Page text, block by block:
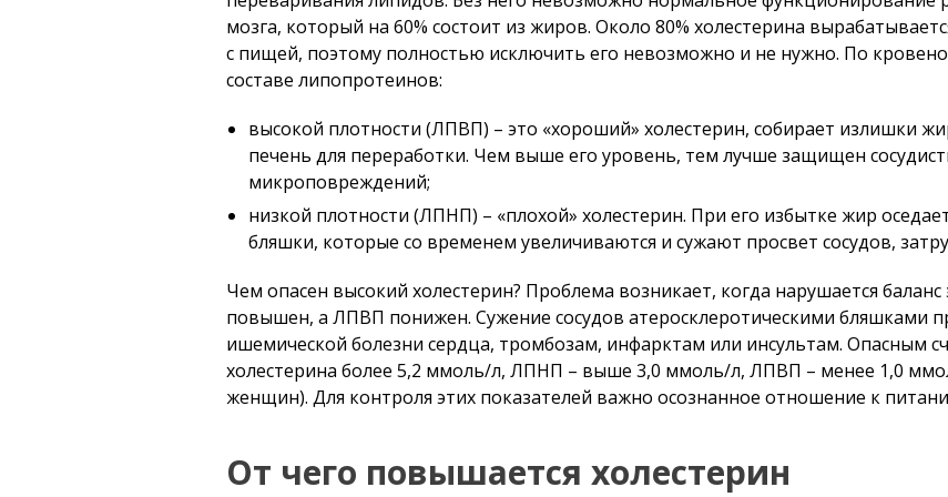
мозга, который на 60% состоит из жиров. Около 80% холестерина
с пищей, поэтому полностью исключить его невозможно и не нужно. По
составе липопротеинов:
высокой плотности (ЛПВП) – это «хороший» холестерин, собирает излишки
печень для переработки. Чем выше его уровень, тем лучше защищен
микроповреждений;
низкой плотности (ЛПНП) – «плохой» холестерин. При его избытке жир
бляшки, которые со временем увеличиваются и сужают просвет сосудов,
Чем опасен высокий холестерин? Проблема возникает, когда нарушается
повышен, а ЛПВП понижен. Сужение сосудов атеросклеротическими бляшками
ишемической болезни сердца, тромбозам, инфарктам или инсультам. Опасным
холестерина более 5,2 ммоль/л, ЛПНП – выше 3,0 ммоль/л, ЛПВП – менее 1,0
женщин). Для контроля этих показателей важно осознанное отношение к
От чего повышается холестерин